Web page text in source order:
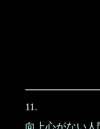
11.
向上心がない人